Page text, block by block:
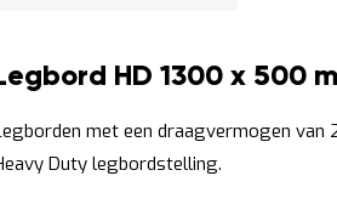
HD 1300 x 500
met een draagvermogen van
Duty legbordstelling.